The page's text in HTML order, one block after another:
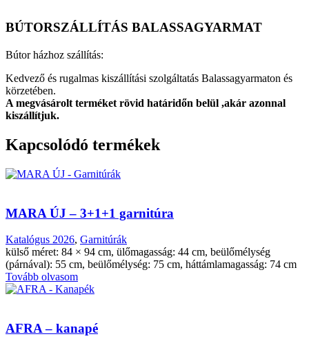
BÚTORSZÁLLÍTÁS BALASSAGYARMAT
Bútor házhoz szállítás:
Kedvező és rugalmas kiszállítási szolgáltatás Balassagyarmaton és
körzetében.
A megvásárolt terméket rövid határidőn belül ,akár azonnal
kiszállítjuk.
Kapcsolódó termékek
MARA ÚJ – 3+1+1 garnitúra
Katalógus 2026, Garnitúrák
külső méret: 84 × 94 cm, ülőmagasság: 44 cm, beülőmélység
(párnával): 55 cm, beülőmélység: 75 cm, háttámlamagasság: 74 cm
Tovább olvasom
AFRA – kanapé